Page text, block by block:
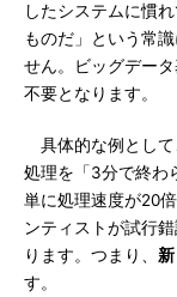
したシステムに慣
ものだ」という常
せん。ビッグデー
不要となります。
具体的な例として
処理を「3分で終わ
単に処理速度が20
ンティストが試行
ります。つまり、
す。